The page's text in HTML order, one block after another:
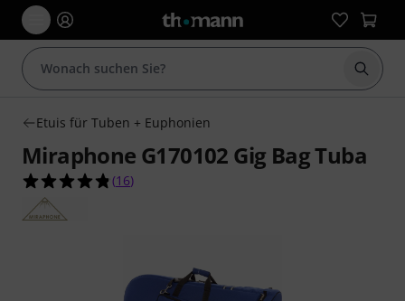
Suche
Etuis für Tuben + Euphonien
Miraphone G170102 Gig Bag Tuba
4.8 von 5 Sternen aus 16 Kundenbewertungen
(16)